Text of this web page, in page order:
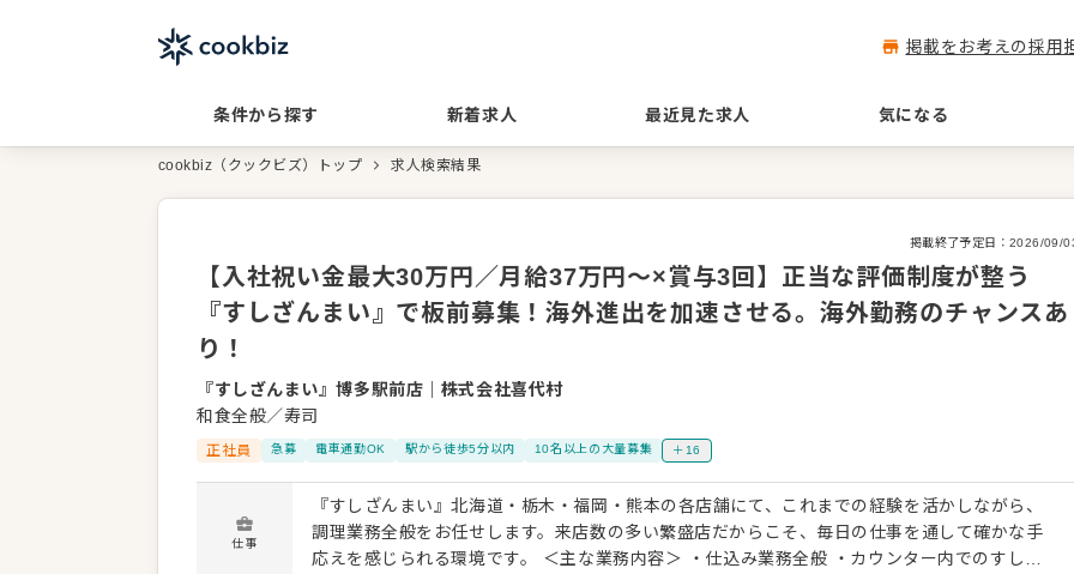
掲載をお考えの採用
条件から探す 新着求人 最近見た求人 気になる
cookbiz（クックビズ）トップ 求人検索結果
掲載終了予定日： 2026/09/
【入社祝い金最大30万円／月給37万円〜×賞与3回】正当な評価制度が整う
『すしざんまい』で板前募集！海外進出を加速させる。海外勤務のチャンスあ
り！
『すしざんまい』博多駅前店
株式会社喜代村
和食全般／寿司
正社員 急募 電車通勤OK 駅から徒歩5分以内 10名以上の大量募集 ＋16
仕事
『すしざんまい』北海道・栃木・福岡・熊本の各店舗にて、これまでの経験を活かしながら、
調理業務全般をお任せします。来店数の多い繁盛店だからこそ、毎日の仕事を通して確かな手
応えを感じられる環境です。 ＜主な業務内容＞ ・仕込み業務全般 ・カウンター内でのすしの